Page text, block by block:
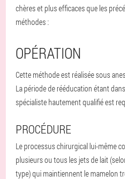
chères et plus efficaces que les
méthodes :
OPÉRATION
Cette méthode est réalisée sous
La période de rééducation étant
spécialiste hautement qualifié est
PROCÉDURE
Le processus chirurgical lui-même
plusieurs ou tous les jets de lait
type) qui maintiennent le mamelon